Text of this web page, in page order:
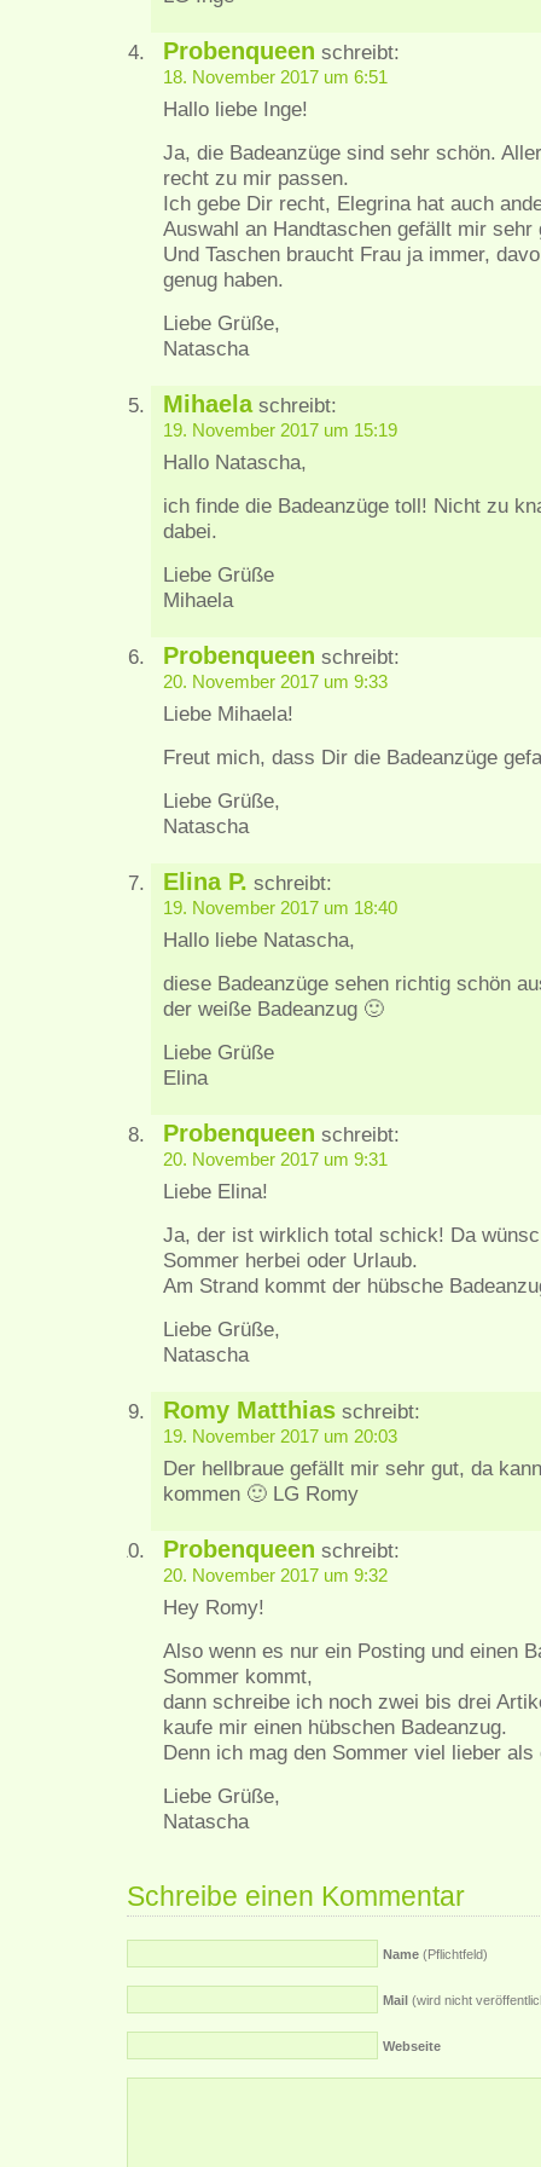
Probenqueen schreibt:
18. November 2017 um 6:51
Hallo liebe Inge!
Ja, die Badeanzüge sind sehr schön.
recht zu mir passen.
Ich gebe Dir recht, Elegrina hat auch
Auswahl an Handtaschen gefällt mir sehr
Und Taschen braucht Frau ja immer,
genug haben.
Liebe Grüße,
Natascha
Mihaelaschreibt:
19. November 2017 um 15:19
Hallo Natascha,
ich finde die Badeanzüge toll! Nicht zu
dabei.
Liebe Grüße
Mihaela
Probenqueen schreibt:
20. November 2017 um 9:33
Liebe Mihaela!
Freut mich, dass Dir die Badeanzüge
Liebe Grüße,
Natascha
Elina P. schreibt:
19. November 2017 um 18:40
Hallo liebe Natascha,
diese Badeanzüge sehen richtig schön
der weiße Badeanzug 🙂
Liebe Grüße
Elina
Probenqueen schreibt:
20. November 2017 um 9:31
Liebe Elina!
Ja, der ist wirklich total schick! Da
Sommer herbei oder Urlaub.
Am Strand kommt der hübsche
Liebe Grüße,
Natascha
Romy Matthias schreibt:
19. November 2017 um 20:03
Der hellbraue gefällt mir sehr gut, da
kommen 🙂 LG Romy
Probenqueen schreibt:
20. November 2017 um 9:32
Hey Romy!
Also wenn es nur ein Posting und einen
Sommer kommt,
dann schreibe ich noch zwei bis drei
kaufe mir einen hübschen Badeanzug.
Denn ich mag den Sommer viel lieber als
Liebe Grüße,
Natascha
Schreibe einen Kommentar
Name (Pflichtfeld)
Mail (wird nicht
Webseite